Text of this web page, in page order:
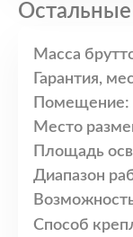
Остальные
Масса
Гарантия,
Помещение:
Место
Площадь
Диапазон
Способ